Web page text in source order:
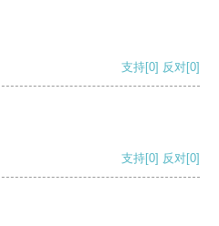
支持[0] 反对[0]
支持[0] 反对[0]